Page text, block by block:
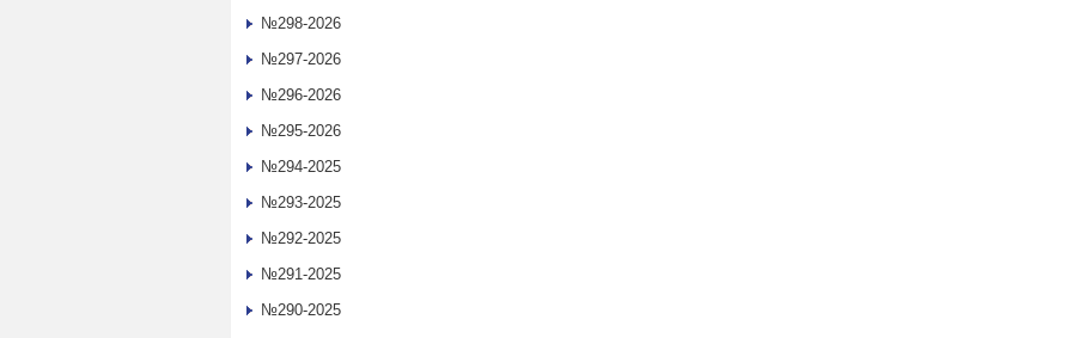
№298-2026
№297-2026
№296-2026
№295-2026
№294-2025
№293-2025
№292-2025
№291-2025
№290-2025